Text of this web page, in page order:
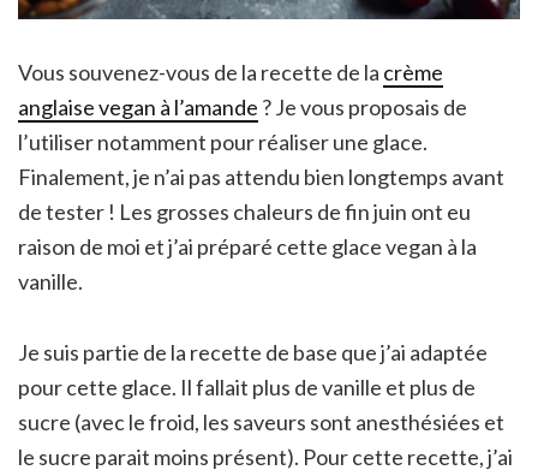
Vous souvenez-vous de la recette de la crème
anglaise vegan à l’amande ? Je vous proposais de
l’utiliser notamment pour réaliser une glace.
Finalement, je n’ai pas attendu bien longtemps avant
de tester ! Les grosses chaleurs de fin juin ont eu
raison de moi et j’ai préparé cette glace vegan à la
vanille.
Je suis partie de la recette de base que j’ai adaptée
pour cette glace. Il fallait plus de vanille et plus de
sucre (avec le froid, les saveurs sont anesthésiées et
le sucre parait moins présent). Pour cette recette, j’ai